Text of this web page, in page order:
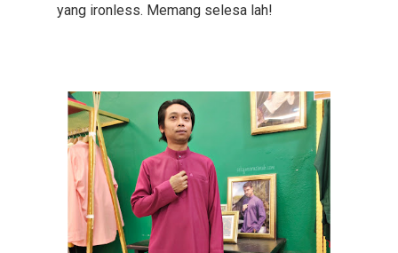
yang ironless. Memang selesa lah!